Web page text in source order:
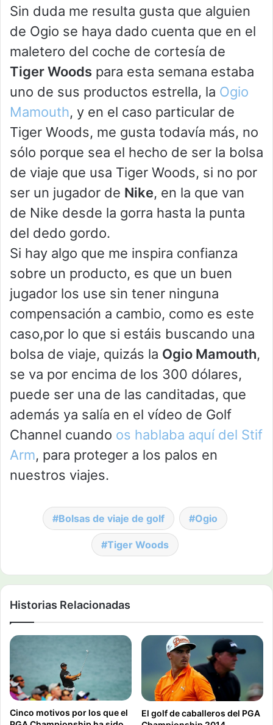
Sin duda me resulta gusta que alguien
de Ogio se haya dado cuenta que en el
maletero del coche de cortesía de
Tiger Woods para esta semana estaba
uno de sus productos estrella, la Ogio
Mamouth, y en el caso particular de
Tiger Woods, me gusta todavía más, no
sólo porque sea el hecho de ser la bolsa
de viaje que usa Tiger Woods, si no por
ser un jugador de Nike, en la que van
de Nike desde la gorra hasta la punta
del dedo gordo.
Si hay algo que me inspira confianza
sobre un producto, es que un buen
jugador los use sin tener ninguna
compensación a cambio, como es este
caso,por lo que si estáis buscando una
bolsa de viaje, quizás la Ogio Mamouth,
se va por encima de los 300 dólares,
puede ser una de las canditadas, que
además ya salía en el vídeo de Golf
Channel cuando os hablaba aquí del Stif
Arm, para proteger a los palos en
nuestros viajes.
Bolsas de viaje de golf Ogio
Tiger Woods
Historias Relacionadas
Cinco motivos por los que el
El golf de caballeros del PGA